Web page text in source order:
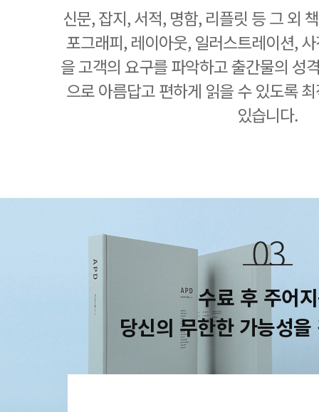
신문, 잡지, 서적, 명함, 리플릿 등 그 외
포그래피, 레이아웃, 일러스트레이션,
을 고객의 요구를 파악하고 출간물의 성
으로 아름답고 편하게 읽을 수 있도록
있습니다.
수료 후 주어
당신의 무한한 가능성